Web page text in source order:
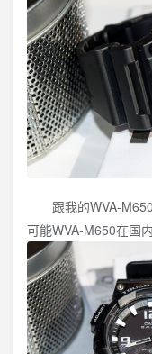
跟我的WVA-M650
可能WVA-M650在国